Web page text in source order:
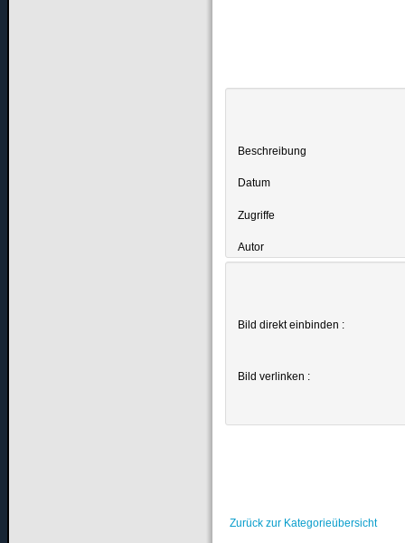
Beschreibung
Datum
Zugriffe
Autor
Bild direkt einbinden :
Bild verlinken :
Zurück zur Kategorieübersicht